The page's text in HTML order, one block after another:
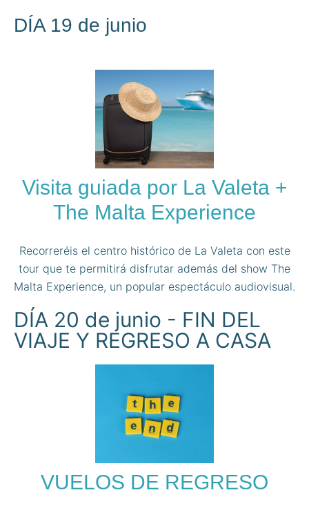
DÍA 19 de junio
Visita guiada por La Valeta +
The Malta Experience
Recorreréis el centro histórico de La Valeta con este
tour que te permitirá disfrutar además del show The
Malta Experience, un popular espectáculo audiovisual.
DÍA 20 de junio - FIN DEL
VIAJE Y REGRESO A CASA
VUELOS DE REGRESO